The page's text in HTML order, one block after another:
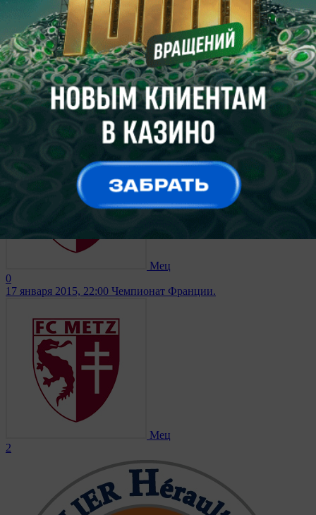
Лион
Мец
0
17 января 2015, 22:00 Чемпионат Франции.
Мец
2